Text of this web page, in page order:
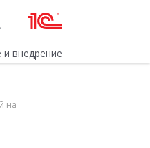
внедрение
на